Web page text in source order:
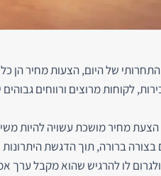
של היום, הצעות מחיר הן
לקוחות מרוצים ורווחים גבוהים
מחיר מושכת עשויה להיות
ברורה, תוך הדגשת
לו להרגיש שהוא מקבל ערך